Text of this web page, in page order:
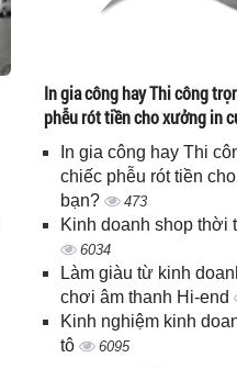
In gia công hay Thi công
phễu rót tiền cho xưởng in
In gia công hay Thi
chiếc phễu rót tiền
bạn?
473
Kinh doanh shop thời
6034
Làm giàu từ kinh
chơi âm thanh Hi-end
Kinh nghiệm kinh
tô
6095